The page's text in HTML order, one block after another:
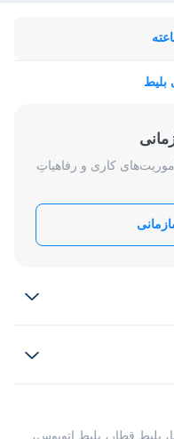
بلیط
کاری و رفاهیاتِ
شغلی
بلیط قطار، بلیط اتوبوس،